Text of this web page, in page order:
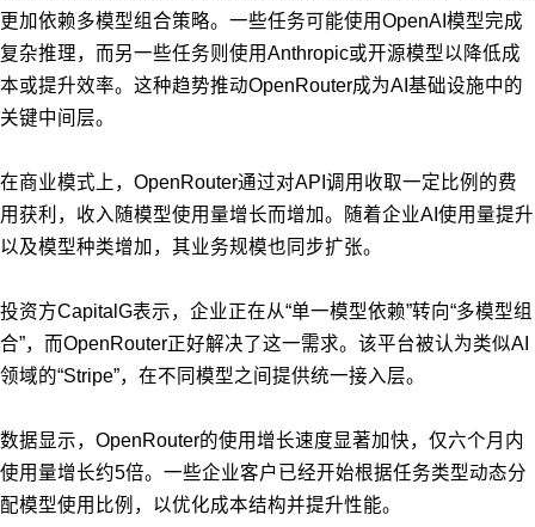
更加依赖多模型组合策略。一些任务可能使用OpenAI模型完成
复杂推理，而另一些任务则使用Anthropic或开源模型以降低成
本或提升效率。这种趋势推动OpenRouter成为AI基础设施中的
关键中间层。
在商业模式上，OpenRouter通过对API调用收取一定比例的费
用获利，收入随模型使用量增长而增加。随着企业AI使用量提升
以及模型种类增加，其业务规模也同步扩张。
投资方CapitalG表示，企业正在从“单一模型依赖”转向“多模型组
合”，而OpenRouter正好解决了这一需求。该平台被认为类似AI
领域的“Stripe”，在不同模型之间提供统一接入层。
数据显示，OpenRouter的使用增长速度显著加快，仅六个月内
使用量增长约5倍。一些企业客户已经开始根据任务类型动态分
配模型使用比例，以优化成本结构并提升性能。